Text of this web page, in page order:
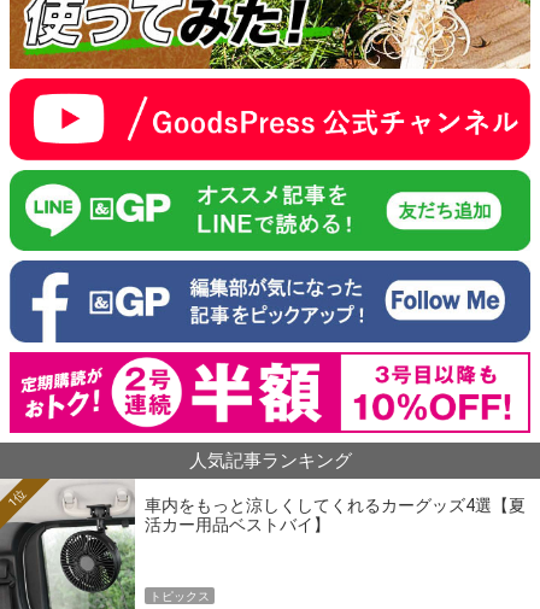
人気記事ランキング
車内をもっと涼しくしてくれるカーグッズ4選【夏
活カー用品ベストバイ】
1位
トピックス